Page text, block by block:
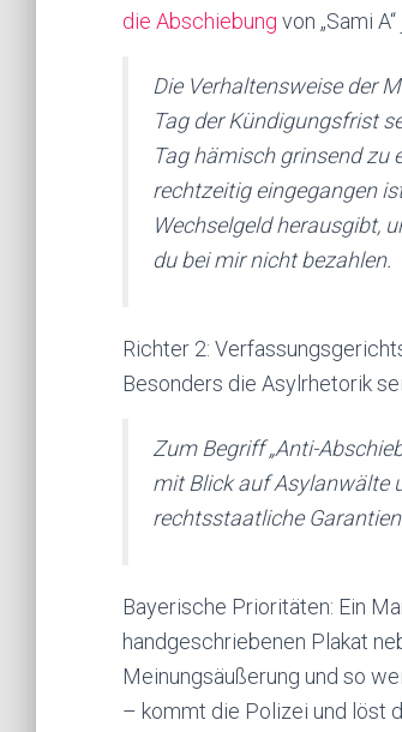
die Abschiebung von „Sami
Die Verhaltensweise der
Tag der Kündigungsfrist
Tag hämisch grinsend zu
rechtzeitig eingegangen
Wechselgeld herausgibt,
du bei mir nicht bezahlen.
Richter 2:
Besonders die Asylrhetorik
Zum Begriff „Anti-
mit Blick auf Asylanwälte
rechtsstaatliche
Bayerische Prioritäten: Ein
handgeschriebenen Plakat
Meinungsäußerung und so
– kommt die Polizei und löst